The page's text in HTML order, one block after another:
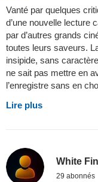
Vanté par quelques
d’une nouvelle lecture
par d’autres grands
toutes leurs saveurs.
insipide, sans
ne sait pas mettre en
l’enregistre sans en
Lire plus
White
29 abonnés